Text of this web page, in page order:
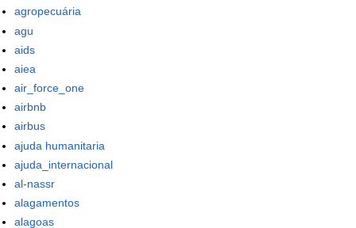
agropecuária
agu
aids
aiea
air_force_one
airbnb
airbus
ajuda humanitaria
ajuda_internacional
al-nassr
alagamentos
alagoas